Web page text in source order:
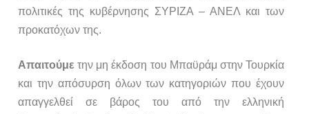
πολιτικές της κυβέρνησης ΣΥΡΙΖΑ – ΑΝΕΛ και των
προκατόχων της.
Απαιτούμε την μη έκδοση του Μπαϋράμ στην Τουρκία
και την απόσυρση όλων των κατηγοριών που έχουν
απαγγελθεί σε βάρος του από την ελληνική